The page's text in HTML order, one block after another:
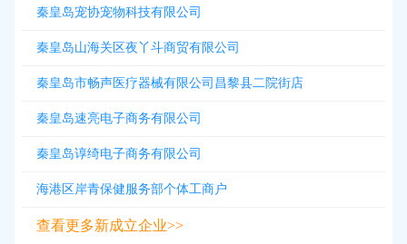
秦皇岛宠协宠物科技有限公司
秦皇岛山海关区夜丫斗商贸有限公司
秦皇岛市畅声医疗器械有限公司昌黎县二院街店
秦皇岛速亮电子商务有限公司
秦皇岛谆绮电子商务有限公司
海港区岸青保健服务部个体工商户
查看更多新成立企业>>